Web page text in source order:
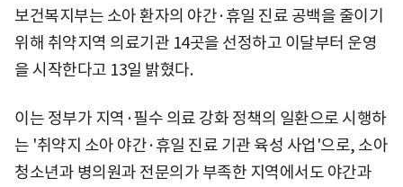
보건복지부는 소아 환자의 야간·휴일 진료 공백을 줄이기
위해 취약지역 의료기관 14곳을 선정하고 이달부터 운영
을 시작한다고 13일 밝혔다.
이는 정부가 지역·필수 의료 강화 정책의 일환으로 시행하
는 '취약지 소아 야간·휴일 진료 기관 육성 사업'으로, 소아
청소년과 병의원과 전문의가 부족한 지역에서도 야간과